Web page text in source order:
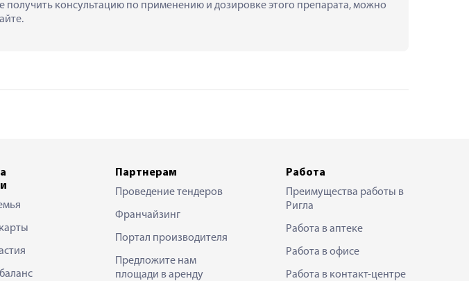
получить консультацию по применению и дозировке этого препарата, можно
Партнерам
Проведение тендеров
Франчайзинг
Портал производителя
Предложите нам
площади в аренду
Работа
Преимущества работы в
Ригла
Работа в аптеке
Работа в офисе
Работа в контакт-центре